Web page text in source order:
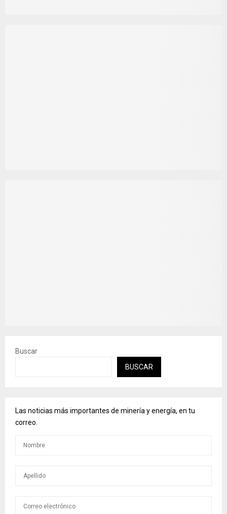
Buscar
BUSCAR
Las noticias más importantes de minería y energía, en tu
correo.